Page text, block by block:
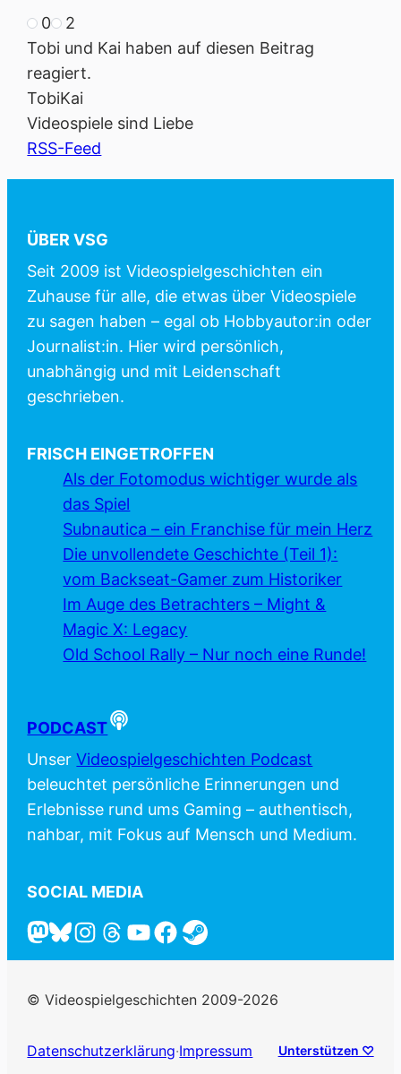
Anklicken
für
Daumen
nach
unten.
0 Anklicken
für
Daumen
nach
oben.
2
Tobi und Kai haben auf diesen Beitrag
reagiert.
TobiKai
Videospiele sind Liebe
RSS-Feed
ÜBER VSG
Seit 2009 ist Videospielgeschichten ein
Zuhause für alle, die etwas über Videospiele
zu sagen haben – egal ob Hobbyautor:in oder
Journalist:in. Hier wird persönlich,
unabhängig und mit Leidenschaft
geschrieben.
FRISCH EINGETROFFEN
Als der Fotomodus wichtiger wurde als
das Spiel
Subnautica – ein Franchise für mein Herz
Die unvollendete Geschichte (Teil 1):
vom Backseat-Gamer zum Historiker
Im Auge des Betrachters – Might &
Magic X: Legacy
Old School Rally – Nur noch eine Runde!
PODCAST
UnserVideospielgeschichten Podcast
beleuchtet persönliche Erinnerungen und
Erlebnisse rund ums Gaming – authentisch,
nahbar, mit Fokus auf Mensch und Medium.
SOCIAL MEDIA
© Videospielgeschichten 2009-2026
Datenschutzerklärung·Impressum Unterstützen ♡